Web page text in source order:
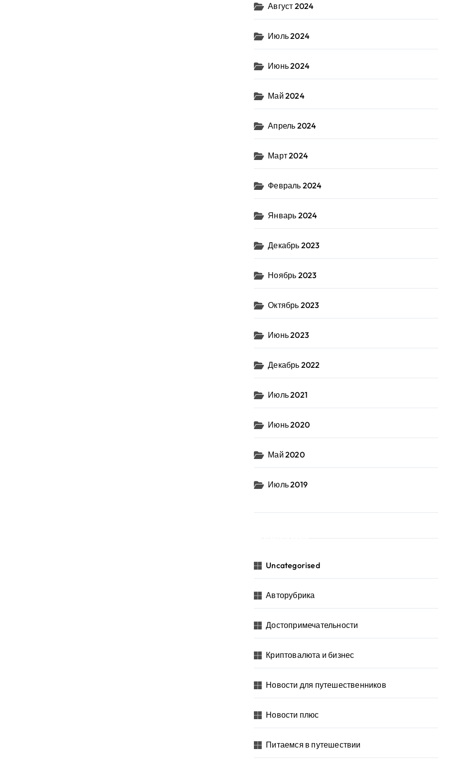
Август 2024
Июль 2024
Июнь 2024
Май 2024
Апрель 2024
Март 2024
Февраль 2024
Январь 2024
Декабрь 2023
Ноябрь 2023
Октябрь 2023
Июнь 2023
Декабрь 2022
Июль 2021
Июнь 2020
Май 2020
Июль 2019
Uncategorised
Авторубрика
Достопримечательности
Криптовалюта и бизнес
Новости для путешественников
Новости плюс
Питаемся в путешествии